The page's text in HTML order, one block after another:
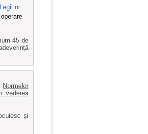
Legii nr.
45 de
Normelor
vederea
și